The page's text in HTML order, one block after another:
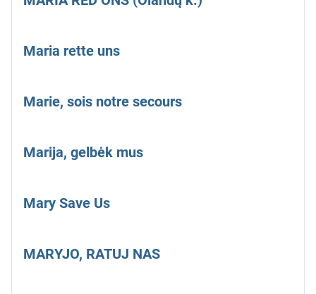
Maria rette uns
Marie, sois notre secours
Marija, gelbėk mus
Mary Save Us
MARYJO, RATUJ NAS